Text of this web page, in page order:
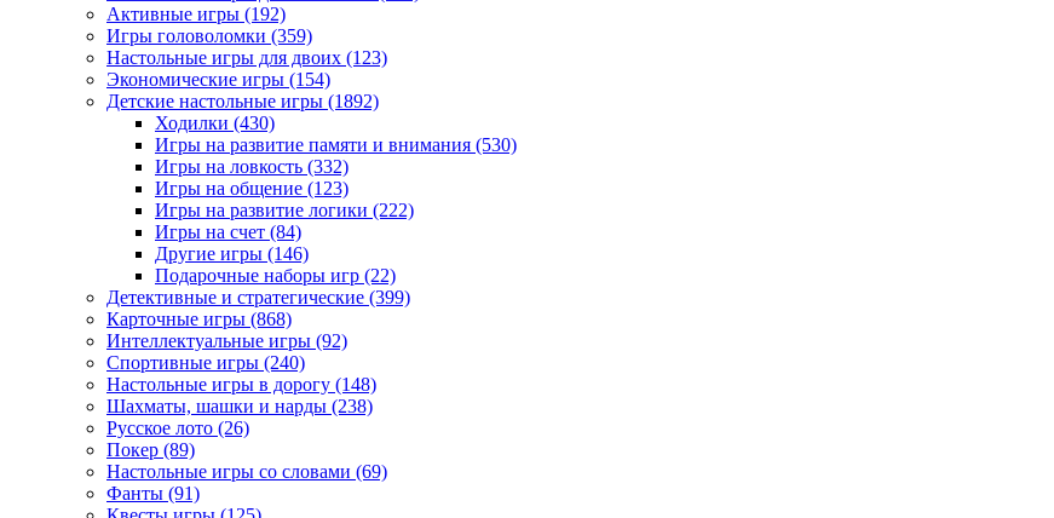
Активные игры (192)
Игры головоломки (359)
Настольные игры для двоих (123)
Экономические игры (154)
Детские настольные игры (1892)
Ходилки (430)
Игры на развитие памяти и внимания (530)
Игры на ловкость (332)
Игры на общение (123)
Игры на развитие логики (222)
Игры на счет (84)
Другие игры (146)
Подарочные наборы игр (22)
Детективные и стратегические (399)
Карточные игры (868)
Интеллектуальные игры (92)
Спортивные игры (240)
Настольные игры в дорогу (148)
Шахматы, шашки и нарды (238)
Русское лото (26)
Покер (89)
Настольные игры со словами (69)
Фанты (91)